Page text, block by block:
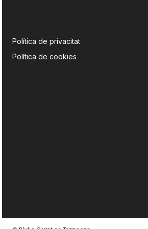
Política de privacitat
Política de cookies